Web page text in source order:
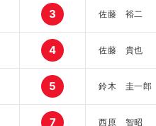
3 佐藤 裕二
4 佐藤 貴也
5 鈴木 圭一郎
7 西原 智昭